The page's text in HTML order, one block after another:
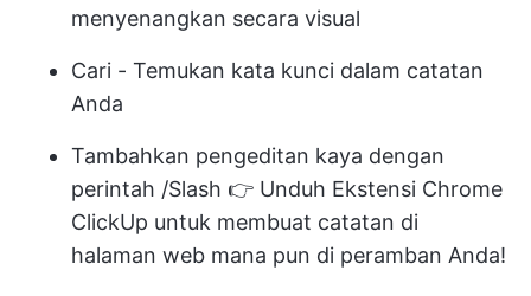
menyenangkan secara visual
Cari - Temukan kata kunci dalam catatan
Anda
Tambahkan pengeditan kaya dengan
perintah /Slash 👉 Unduh Ekstensi Chrome
ClickUp untuk membuat catatan di
halaman web mana pun di peramban Anda!